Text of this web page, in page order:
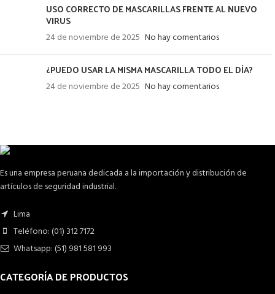
USO CORRECTO DE MASCARILLAS FRENTE AL NUEVO
VIRUS
24 de noviembre de 2025 No hay comentarios
¿PUEDO USAR LA MISMA MASCARILLA TODO EL DÍA?
24 de noviembre de 2025 No hay comentarios
Es una empresa peruana dedicada a la importación y distribución de
artículos de seguridad industrial.
Lima
Teléfono: (01) 312 7172
Whatsapp: (51) 981 581 993
CATEGORÍA DE PRODUCTOS